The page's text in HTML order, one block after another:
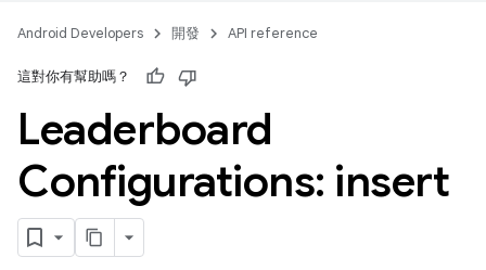
Android Developers 開發 API reference
這對你有幫助嗎？
Leaderboard
Configurations: insert